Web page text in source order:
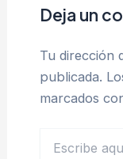
Deja un
Tu dirección
publicada.
marcados
aquí...